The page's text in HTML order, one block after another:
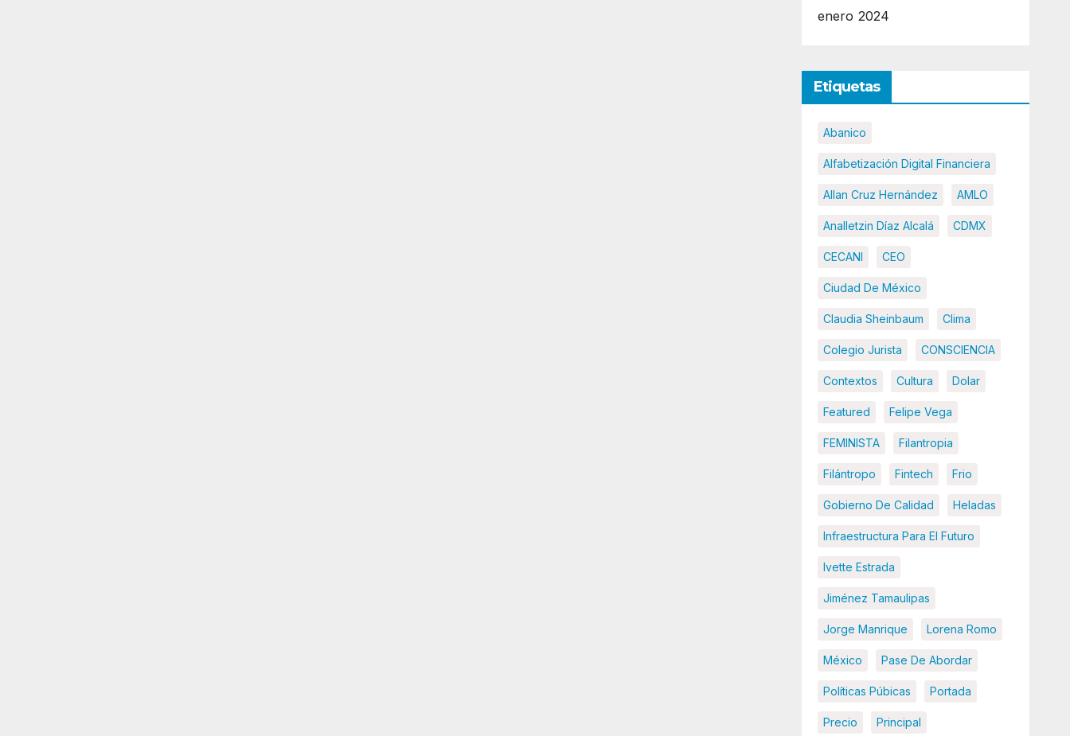
enero 2024
Etiquetas
Abanico
Alfabetización Digital Financiera
Allan Cruz Hernández AMLO
Analletzin Díaz Alcalá CDMX
CECANI CEO
Ciudad De México
Claudia Sheinbaum Clima
Colegio Jurista CONSCIENCIA
Contextos Cultura Dolar
Featured Felipe Vega
FEMINISTA Filantropia
Filántropo Fintech Frio
Gobierno De Calidad Heladas
Infraestructura Para El Futuro
Ivette Estrada
Jiménez Tamaulipas
Jorge Manrique Lorena Romo
México Pase De Abordar
Políticas Púbicas Portada
Precio Principal